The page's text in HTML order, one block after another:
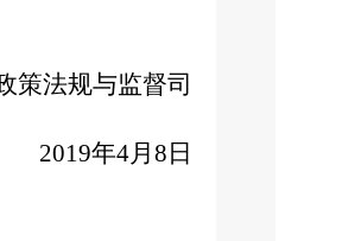
法规与监督司
2019年4月8日